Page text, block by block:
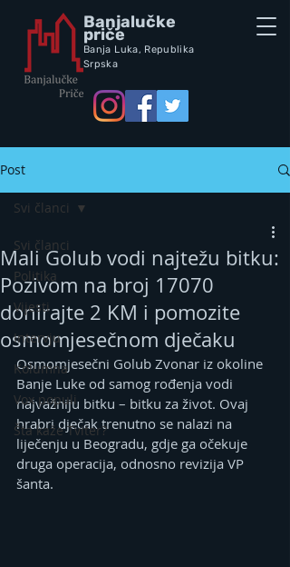
Banjalučke
priče
Banja Luka, Republika
Srpska
Post
Svi članci
Politika
Vijesti
Intervju
Kolumna
Vox populi
Šta kaže Tviter?
Svi članci
Mali Golub vodi najtežu bitku:
Pozivom na broj 17070
donirajte 2 KM i pomozite
osmomjesečnom dječaku
Osmomjesečni Golub Zvonar iz okoline
Banje Luke od samog rođenja vodi
najvažniju bitku – bitku za život. Ovaj
hrabri dječak trenutno se nalazi na
liječenju u Beogradu, gdje ga očekuje
druga operacija, odnosno revizija VP
šanta.